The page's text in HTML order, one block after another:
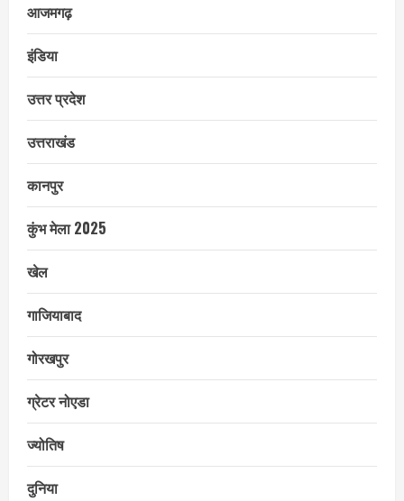
आजमगढ़
इंडिया
उत्तर प्रदेश
उत्तराखंड
कानपुर
कुंभ मेला 2025
खेल
गाजियाबाद
गोरखपुर
ग्रेटर नोएडा
ज्योतिष
दुनिया